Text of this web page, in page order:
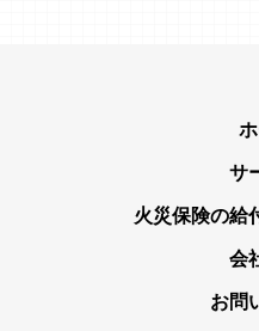
サ
火災保険の給
会
お問